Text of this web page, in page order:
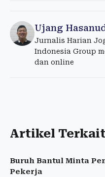
Ujang
Jurnalis Harian
Indonesia Group
dan online
Artikel Terkait
Buruh Bantul Minta
Pekerja